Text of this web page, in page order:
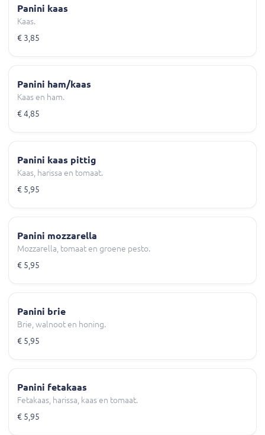
Panini kaas
Kaas.
€ 3,85
Panini ham/kaas
Kaas en ham.
€ 4,85
Panini kaas pittig
Kaas, harissa en tomaat.
€ 5,95
Panini mozzarella
Mozzarella, tomaat en groene pesto.
€ 5,95
Panini brie
Brie, walnoot en honing.
€ 5,95
Panini fetakaas
Fetakaas, harissa, kaas en tomaat.
€ 5,95